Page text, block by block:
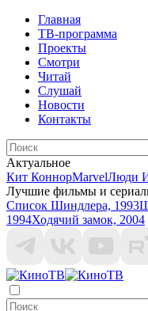
Главная
ТВ-программа
Проекты
Смотри
Читай
Слушай
Новости
Контакты
Актуальное
Кит КоннорMarvelЛюди
Лучшие фильмы и
Список Шиндлера, 1993
1994Ходячий замок, 2004